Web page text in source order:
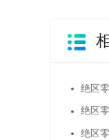
绝区
绝区
绝区零